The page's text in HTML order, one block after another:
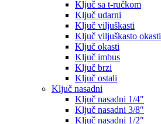
Ključ sa t-ručkom
Ključ udarni
Ključ viljuškasti
Ključ viljuškasto okasti
Ključ okasti
Ključ imbus
Ključ brzi
Ključ ostali
Ključ nasadni
Ključ nasadni 1/4″
Ključ nasadni 3/8″
Ključ nasadni 1/2″